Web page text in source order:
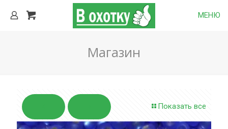
МЕНЮ
Магазин
Показать все